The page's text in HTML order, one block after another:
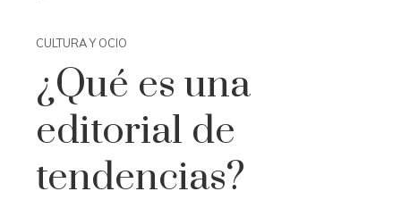
CULTURA Y OCIO
¿Qué es una
editorial de
tendencias?